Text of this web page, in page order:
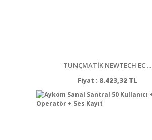
TUNÇMATİK NEWTECH EC ...
Fiyat : 8.423,32 TL